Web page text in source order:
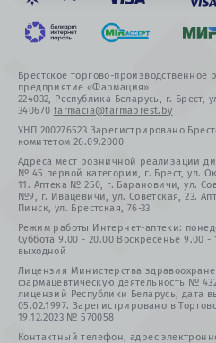
Брестское торгово-производственное
предприятие «Фармация»
224032, Республика Беларусь, г. Брест,
340670 farmacia@farmabrest.by
УНП 200276523 Зарегистрировано
комитетом 26.09.2000
Адреса мест розничной реализации
№ 45 первой категории, г. Брест, ул.
11. Аптека № 250, г. Барановичи, ул.
№9, г. Ивацевичи, ул. Советская, 23.
Пинск, ул. Брестская, 76-33
Режим работы Интернет-аптеки:
Суббота 9.00 - 20.00 Воскресенье 9.00
выходной
Лицензия Министерства
фармацевтическую деятельность №
лицензий Республики Беларусь, дата
05.02.1997. Зарегистрировано в
19.12.2023 № 570058
Контактный телефон, адрес